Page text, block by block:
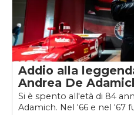
Addio alla
Andrea De
Si è spento all'età di 84
Adamich. Nel '66 e nel '67